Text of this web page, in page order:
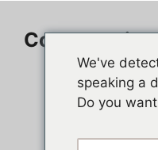
contenuComment
We've
speaking a
Do you